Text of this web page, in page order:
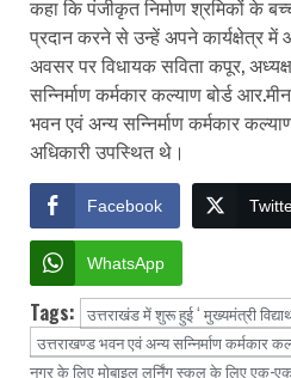
कहा कि पंजीकृत निर्माण श्रमिकों के
प्रदान करने से उन्हें अपने कार्यक्षेत्र
अवसर पर विधायक सविता कपूर,
सन्निर्माण कर्मकार कल्याण बोर्ड
भवन एवं अन्य सन्निर्माण कर्मकार
अधिकारी उपस्थित थे।
Facebook
WhatsApp
Tags: उत्तराखंड में शुरू हुई ‘ मुख्यमंत्री
उत्तराखण्ड भवन एवं अन्य सन्निर्माण कर्मकार
नगर के लिए मोबाइल लर्निंग स्कूल के लिए